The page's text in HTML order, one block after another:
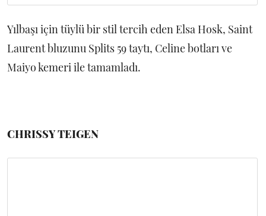
Yılbaşı için tüylü bir stil tercih eden Elsa Hosk, Saint
Laurent bluzunu Splits 59 taytı, Celine botları ve
Maiyo kemeri ile tamamladı.
CHRISSY TEIGEN